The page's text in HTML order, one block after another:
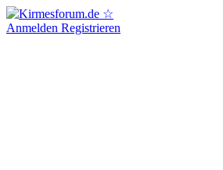
Anmelden Registrieren